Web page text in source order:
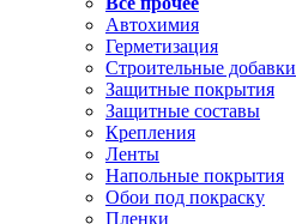
Автохимия
Герметизация
Строительные добавки
Защитные покрытия
Защитные составы
Крепления
Ленты
Напольные покрытия
Обои под покраску
Пленки